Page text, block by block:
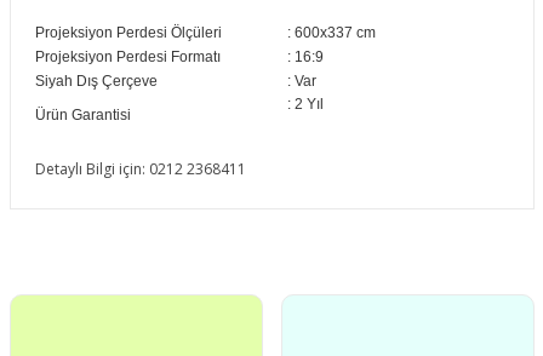
Projeksiyon Perdesi Ölçüleri
: 600x337 cm
Projeksiyon Perdesi Formatı
: 16:9
Siyah Dış Çerçeve
: Var
Ürün Garantisi
: 2 Yıl
Detaylı Bilgi için: 0212 2368411